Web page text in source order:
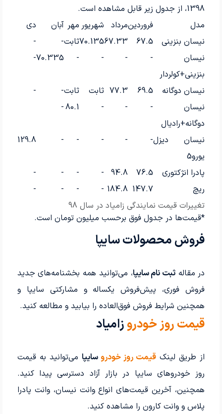
1398، از جدول زیر قابل مشاهده است.
تغییرات قیمت نمایندگی زامیاد در سال 98
مدل فروردینمرداد شهریور مهر آبان
دی
نیسان بنزینی
67.5
67.33
70.135ثابت-
-
نیسان
بنزینی+کولردار
-
-
-
-
70.335
-
نیسان دوگانه 69.5
77.3 ثابت ثابت-
-
نیسان
دوگانه+رادیال
-
-
-
80.1
-
نیسان دیزل
یورو5
-
-
-
-
-
129.8
پادرا انژکتوری 76.5
94.8
-
-
-
-
ریچ
147.7
184.8
-
-
-
-
*قیمت‌ها در جدول فوق برحسب میلیون تومان است.
فروش محصولات سایپا
در مقالهثبت نام سایپا، می‌توانید همه بخشنامه‌های جدید
فروش فوری، پیش‌فروش یکساله و مشارکتی سایپا و
همچنین شرایط فروش فوق‌العاده را بیابید و مطالعه کنید.
قیمت روز خودروزامیاد
از طریق لینک قیمت روز خودرو سایپا می‌توانید به قیمت
روز خودروهای سایپا در بازار آزاد دسترسی پیدا کنید.
همچنین، آخرین قیمت‌های انواع وانت نیسان، وانت پادرا
پلاس و وانت کارون را مشاهده کنید.